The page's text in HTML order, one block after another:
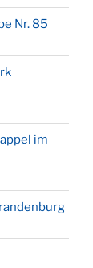
Nr. 85
im